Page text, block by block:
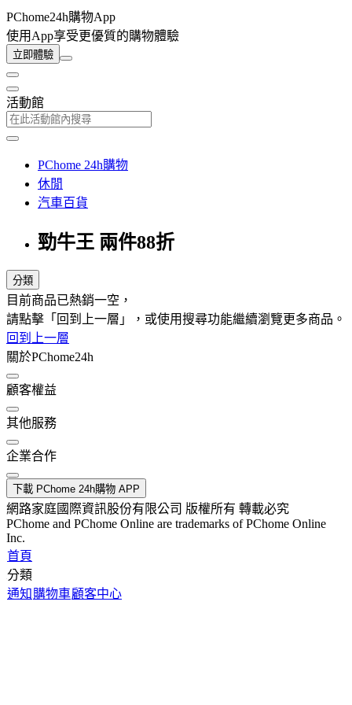
PChome24h購物App
使用App享受更優質的購物體驗
立即體驗
活動館
PChome 24h購物
休閒
汽車百貨
勁牛王 兩件88折
分類
目前商品已熱銷一空，
請點擊「回到上一層」，或使用搜尋功能繼續瀏覽更多商品。
回到上一層
關於PChome24h
顧客權益
其他服務
企業合作
下載 PChome 24h購物 APP
網路家庭國際資訊股份有限公司 版權所有 轉載必究
PChome and PChome Online are trademarks of PChome Online
Inc.
首頁
分類
通知 購物車顧客中心